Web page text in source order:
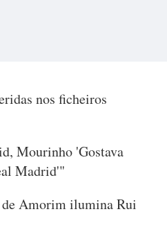
nos ficheiros
Mourinho 'Gostava
Madrid'"
Amorim ilumina Rui